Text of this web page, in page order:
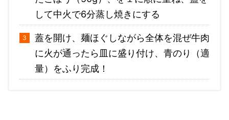
して中火で6分蒸し焼きにする
蓋を開け、麺ほぐしながら全体を混ぜ牛肉
に火が通ったら皿に盛り付け、青のり（適
量）をふり完成！